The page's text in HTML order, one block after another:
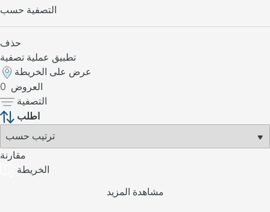
التصفية حسب
حذف
تطبيق عملية تصفية
عرض على الخريطة
0 العروض
التصفية
اطلب
مقارنة
الخريطة
مشاهدة المزيد